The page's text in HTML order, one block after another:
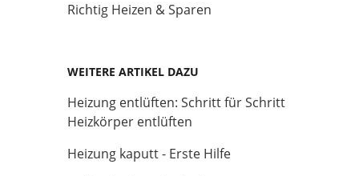
Richtig Heizen & Sparen
WEITERE ARTIKEL DAZU
Heizung entlüften: Schritt für Schritt
Heizkörper entlüften
Heizung kaputt - Erste Hilfe